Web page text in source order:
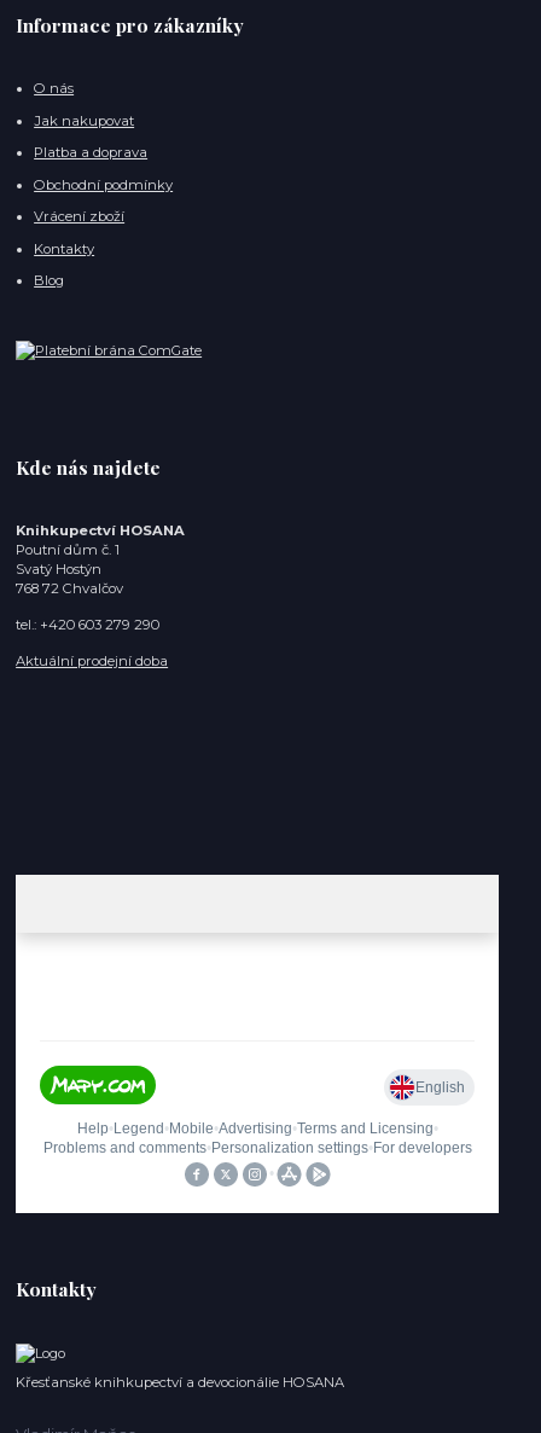
Informace pro zákazníky
O nás
Jak nakupovat
Platba a doprava
Obchodní podmínky
Vrácení zboží
Kontakty
Blog
Kde nás najdete
Knihkupectví HOSANA
Poutní dům č. 1
Svatý Hostýn
768 72 Chvalčov
tel.: +420 603 279 290
Aktuální prodejní doba
Kontakty
Křesťanské knihkupectví a devocionálie HOSANA